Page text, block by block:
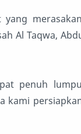
Al Taqwa,
penuh
kami